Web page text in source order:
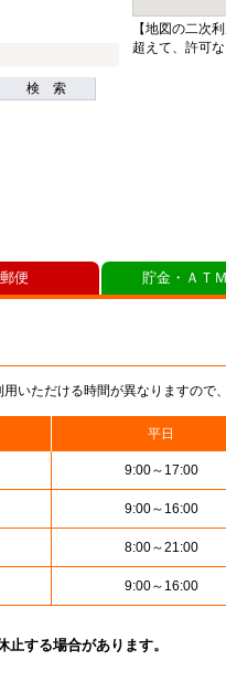
検 索
【地図の二次
超えて、許可
いただける時間が異なりますので
平日
9:00～17:00
9:00～16:00
8:00～21:00
9:00～16:00
する場合があります。
郵便 貯金・ＡＴ